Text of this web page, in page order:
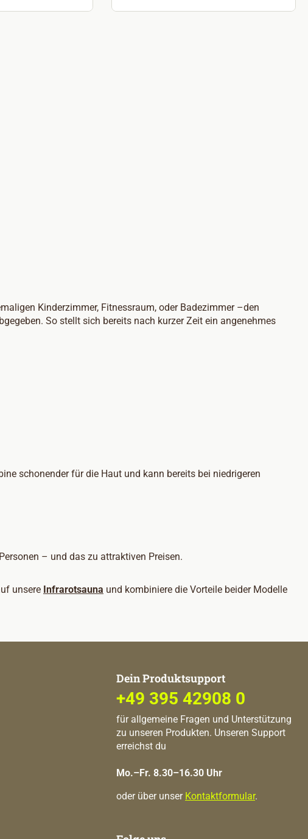
Kinderzimmer, Fitnessraum, oder Badezimmer –den
So stellt sich bereits nach kurzer Zeit ein angenehmes
schonender für die Haut und kann bereits bei niedrigeren
– und das zu attraktiven Preisen.
unsere Infrarotsauna und kombiniere die Vorteile beider Modelle
Dein Produktsupport
+49 395 42908 0
für allgemeine Fragen und Unterstützung
zu unseren Produkten. Unseren Support
erreichst du
Mo.–Fr. 8.30–16.30 Uhr
oder über unser Kontaktformular.